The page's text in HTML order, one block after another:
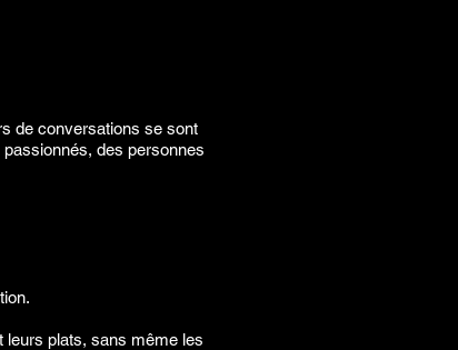
de conversations se sont
des personnes
leurs plats, sans même les